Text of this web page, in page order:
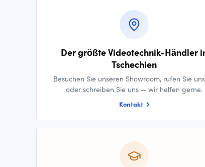
Der größte Videotechnik-Händler
Tschechien
Besuchen Sie unseren Showroom, rufen Sie
oder schreiben Sie uns — wir helfen gerne.
Kontakt